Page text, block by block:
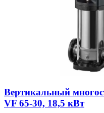
Вертикальный
VF 65-30, 18,5 кВт